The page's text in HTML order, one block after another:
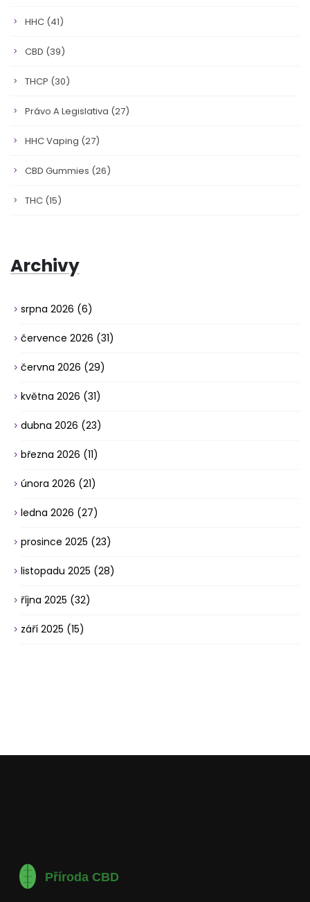
HHC (41)
CBD (39)
THCP (30)
Právo A Legislativa (27)
HHC Vaping (27)
CBD Gummies (26)
THC (15)
Archivy
srpna 2026 (6)
července 2026 (31)
června 2026 (29)
května 2026 (31)
dubna 2026 (23)
března 2026 (11)
února 2026 (21)
ledna 2026 (27)
prosince 2025 (23)
listopadu 2025 (28)
října 2025 (32)
září 2025 (15)